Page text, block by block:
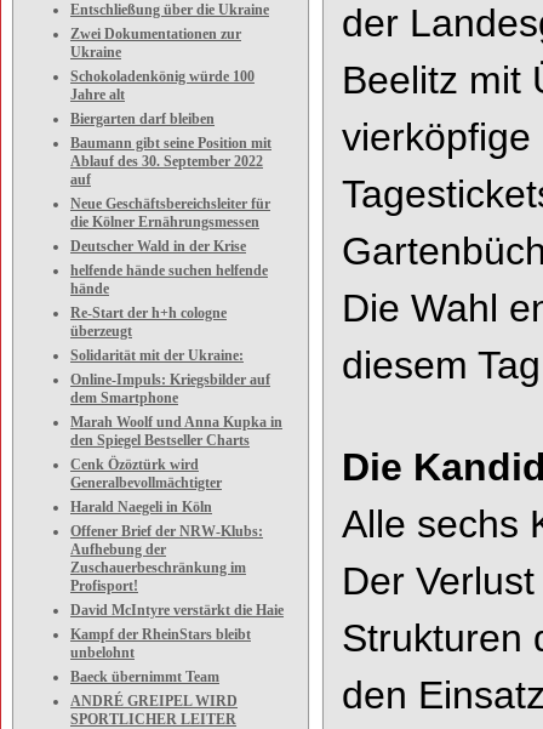
Entschließung über die Ukraine
Zwei Dokumentationen zur
Ukraine
Schokoladenkönig würde 100
Jahre alt
Biergarten darf bleiben
Baumann gibt seine Position mit
Ablauf des 30. September 2022
auf
Neue Geschäftsbereichsleiter für
die Kölner Ernährungsmessen
Deutscher Wald in der Krise
helfende hände suchen helfende
hände
Re-Start der h+h cologne
überzeugt
Solidarität mit der Ukraine:
Online-Impuls: Kriegsbilder auf
dem Smartphone
Marah Woolf und Anna Kupka in
den Spiegel Bestseller Charts
Cenk Özöztürk wird
Generalbevollmächtigter
Harald Naegeli in Köln
Offener Brief der NRW-Klubs:
Aufhebung der
Zuschauerbeschränkung im
Profisport!
David McIntyre verstärkt die Haie
Kampf der RheinStars bleibt
unbelohnt
Baeck übernimmt Team
ANDRÉ GREIPEL WIRD
SPORTLICHER LEITER
der
Beelitz mit
Die Wahl
diesem
Die
Alle sechs
Der Verlust
Strukturen
den